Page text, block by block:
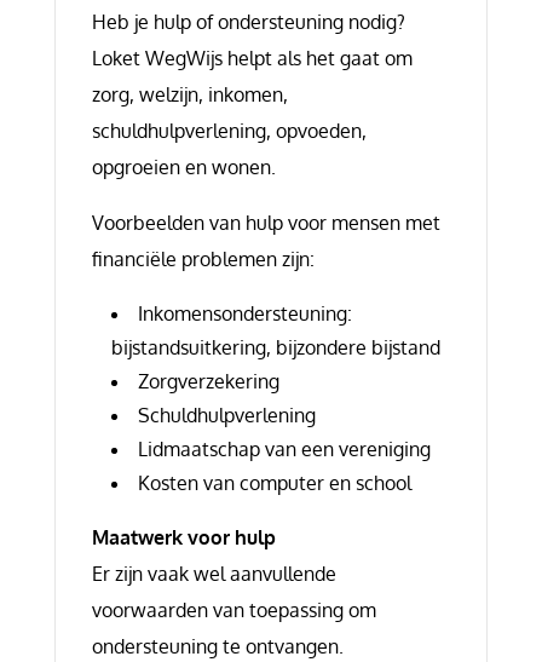
Heb je hulp of ondersteuning nodig?
Loket WegWijs helpt als het gaat om
zorg, welzijn, inkomen,
schuldhulpverlening, opvoeden,
opgroeien en wonen.
Voorbeelden van hulp voor mensen met
financiële problemen zijn:
Inkomensondersteuning:
bijstandsuitkering, bijzondere bijstand
Zorgverzekering
Schuldhulpverlening
Lidmaatschap van een vereniging
Kosten van computer en school
Maatwerk voor hulp
Er zijn vaak wel aanvullende
voorwaarden van toepassing om
ondersteuning te ontvangen.